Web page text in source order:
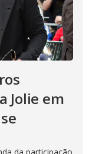
Jolie em